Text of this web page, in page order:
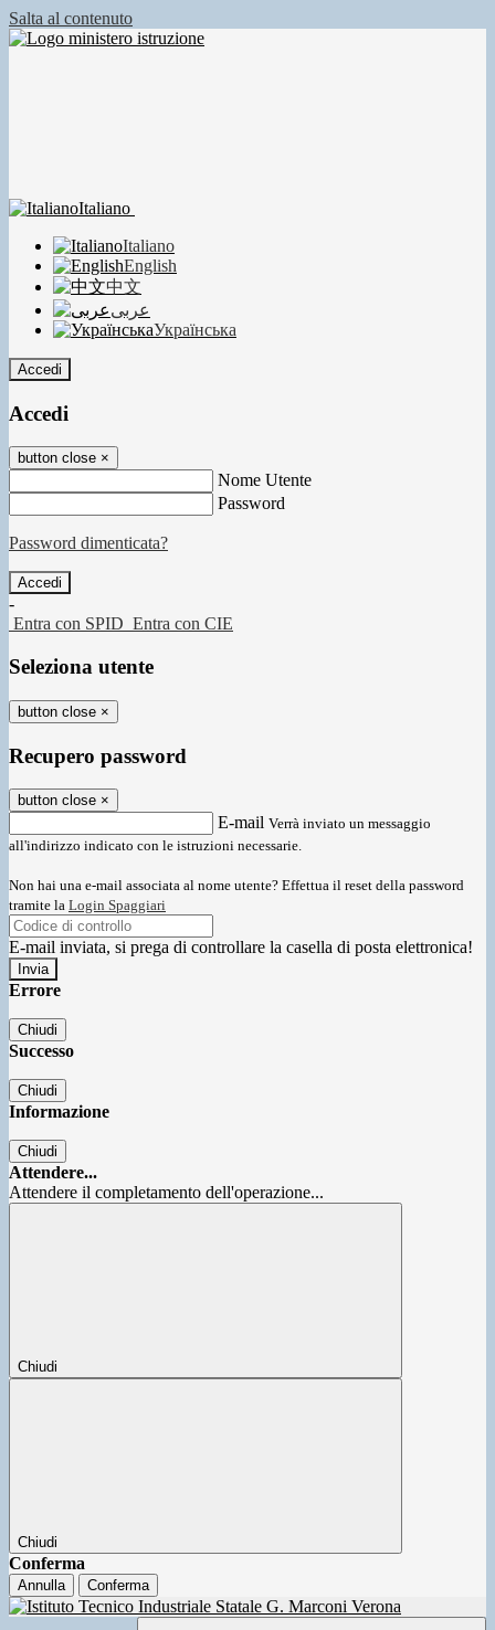
Salta al contenuto
Italiano
Italiano
English
中文
عربى
Українська
Accedi
Accedi
button close ×
Nome Utente
Password
Password dimenticata?
-
Entra con SPID Entra con CIE
Seleziona utente
button close ×
Recupero password
button close ×
E-mail Verrà inviato un messaggio
all'indirizzo indicato con le istruzioni necessarie.
Non hai una e-mail associata al nome utente? Effettua il reset della password
tramite la Login Spaggiari
E-mail inviata, si prega di controllare la casella di posta elettronica!
Errore
Chiudi
Successo
Chiudi
Informazione
Chiudi
Attendere...
Attendere il completamento dell'operazione...
Chiudi
Chiudi
Conferma
Annulla Conferma